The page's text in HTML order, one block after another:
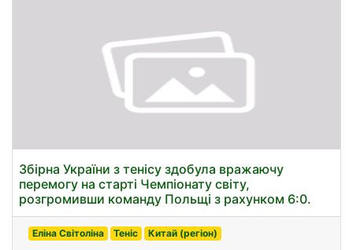
Збірна України з тенісу здобула вражаючу
перемогу на старті Чемпіонату світу,
розгромивши команду Польщі з рахунком 6:0.
Еліна Світоліна Теніс Китай (регіон)